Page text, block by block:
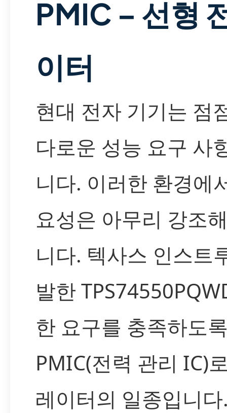
PMIC – 선형
이터
현대 전자 기기는 점
다로운 성능 요구 사
니다. 이러한 환경에
요성은 아무리 강조
니다. 텍사스 인스트
발한
한 요구를 충족하도
PMIC(전력 관리 IC)
레이터의 일종입니